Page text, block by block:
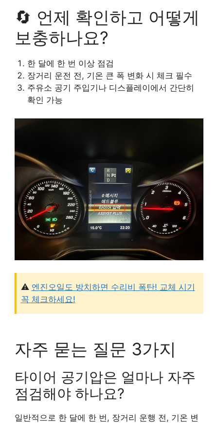
🔄 언제 확인하고 어떻게
보충하나요?
한 달에 한 번 이상 점검
장거리 운전 전, 기온 큰 폭 변화 시 체크 필수
주유소 공기 주입기나 디스플레이에서 간단히
확인 가능
⚠️ 엔진오일도 방치하면 수리비 폭탄! 교체 시기
꼭 체크하세요!
자주 묻는 질문 3가지
타이어 공기압은 얼마나 자주
점검해야 하나요?
일반적으로 한 달에 한 번, 장거리 운행 전, 기온 변